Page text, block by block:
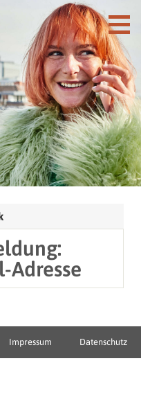
Adresse
Impressum Datenschutz